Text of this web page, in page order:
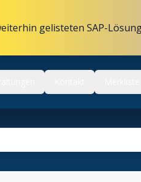
gelisteten SAP-